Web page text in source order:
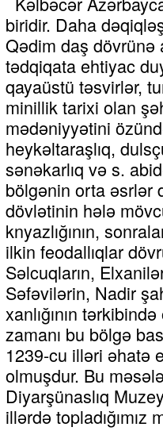
biridir. Daha
Qədim daş dövrünə
tədqiqata ehtiyac
qayaüstü təsvirlər,
minillik tarixi olan
mədəniyyətini
heykəltaraşlıq,
sənəkarlıq və s.
bölgənin orta əsrlər
dövlətinin hələ
knyazlığının,
ilkin feodallıqlar
Səlcuqların,
Səfəvilərin, Nadir
xanlığının
zamanı bu bölgə
1239-cu illəri əhatə
olmuşdur. Bu
Diyarşünaslıq
illərdə